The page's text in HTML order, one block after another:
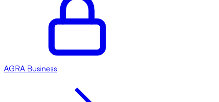
AGRA Business